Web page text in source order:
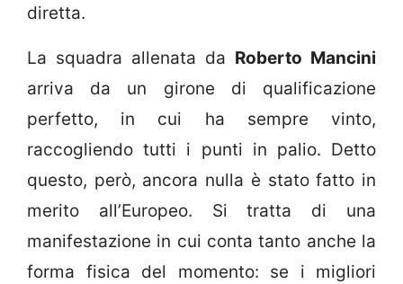
diretta.
La squadra allenata da Roberto Mancini
arriva da un girone di qualificazione
perfetto, in cui ha sempre vinto,
raccogliendo tutti i punti in palio. Detto
questo, però, ancora nulla è stato fatto in
merito all’Europeo. Si tratta di una
manifestazione in cui conta tanto anche la
forma fisica del momento: se i migliori